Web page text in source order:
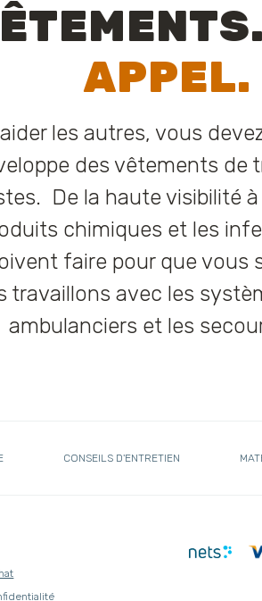
APPEL.
les autres, vous
des vêtements
De la haute visibilité
chimiques et les
faire pour que vous
travaillons avec les
ambulanciers et les
CONSEILS D'ENTRETIEN